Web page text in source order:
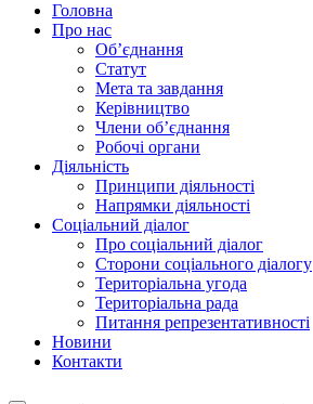
Головна
Про нас
Об’єднання
Статут
Мета та завдання
Керівництво
Члени об’єднання
Робочі органи
Діяльність
Принципи діяльності
Напрямки діяльності
Соціальний діалог
Про соціальний діалог
Сторони соціального діалогу
Територіальна угода
Територіальна рада
Питання репрезентативності
Новини
Контакти